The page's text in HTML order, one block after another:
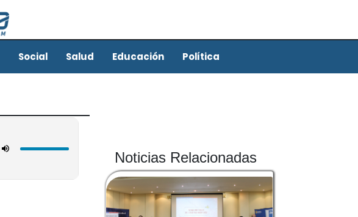
Social Salud Educación Política
Noticias Relacionadas